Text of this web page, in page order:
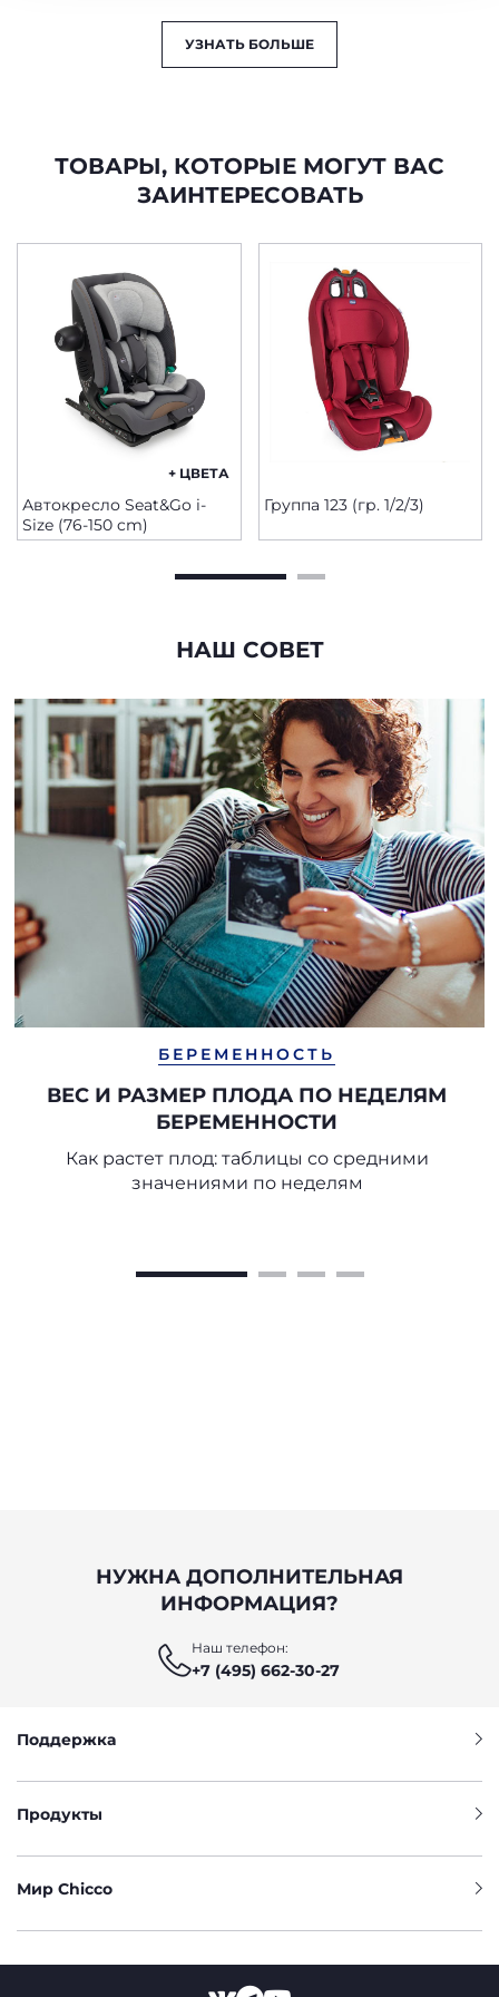
УЗНАТЬ БОЛЬШЕ
ТОВАРЫ, КОТОРЫЕ МОГУТ ВАС
ЗАИНТЕРЕСОВАТЬ
+ ЦВЕТА
Автокресло Seat&Go i-
Size (76-150 cm)
Группа 123 (гр. 1/2/3)
НАШ СОВЕТ
БЕРЕМЕННОСТЬ
ВЕС И РАЗМЕР ПЛОДА ПО НЕДЕЛЯМ
БЕРЕМЕННОСТИ
Как растет плод: таблицы со средними
значениями по неделям
НУЖНА ДОПОЛНИТЕЛЬНАЯ
ИНФОРМАЦИЯ?
Наш телефон:
+7 (495) 662-30-27
Поддержка
Продукты
Мир Chicco